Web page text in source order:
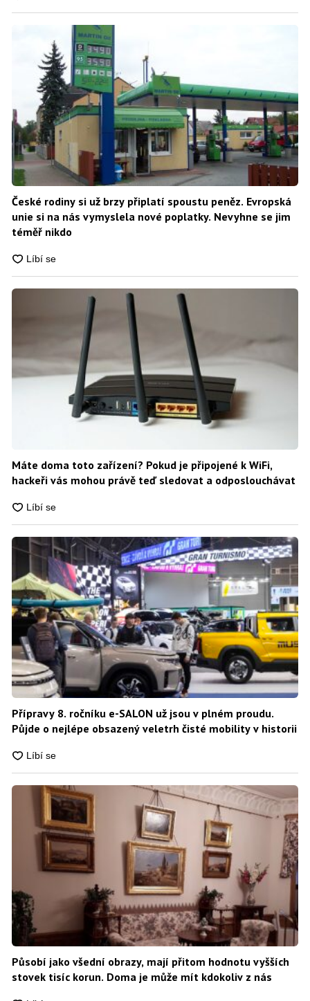
České rodiny si už brzy připlatí spoustu peněz. Evropská
unie si na nás vymyslela nové poplatky. Nevyhne se jim
téměř nikdo
Máte doma toto zařízení? Pokud je připojené k WiFi,
hackeři vás mohou právě teď sledovat a odposlouchávat
Přípravy 8. ročníku e-SALON už jsou v plném proudu.
Půjde o nejlépe obsazený veletrh čisté mobility v historii
Působí jako všední obrazy, mají přitom hodnotu vyšších
stovek tisíc korun. Doma je může mít kdokoliv z nás